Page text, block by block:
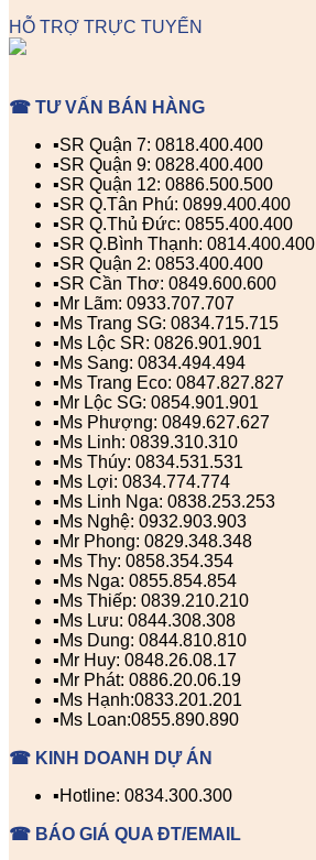
HỖ TRỢ TRỰC TUYẾN
☎ TƯ VẤN BÁN HÀNG
▪️SR Quận 7: 0818.400.400
▪️SR Quận 9: 0828.400.400
▪️SR Quận 12: 0886.500.500
▪️SR Q.Tân Phú: 0899.400.400
▪️SR Q.Thủ Đức: 0855.400.400
▪️SR Q.Bình Thạnh: 0814.400.400
▪️SR Quận 2: 0853.400.400
▪️SR Cần Thơ: 0849.600.600
▪️Mr Lãm: 0933.707.707
▪️Ms Trang SG: 0834.715.715
▪️Ms Lộc SR: 0826.901.901
▪️Ms Sang: 0834.494.494
▪️Ms Trang Eco: 0847.827.827
▪️Mr Lộc SG: 0854.901.901
▪️Ms Phượng: 0849.627.627
▪️Ms Linh: 0839.310.310
▪️Ms Thúy: 0834.531.531
▪️Ms Lợi: 0834.774.774
▪️Ms Linh Nga: 0838.253.253
▪️Ms Nghệ: 0932.903.903
▪️Mr Phong: 0829.348.348
▪️Ms Thy: 0858.354.354
▪️Ms Nga: 0855.854.854
▪️Ms Thiếp: 0839.210.210
▪️Ms Lưu: 0844.308.308
▪️Ms Dung: 0844.810.810
▪️Mr Huy: 0848.26.08.17
▪️Mr Phát: 0886.20.06.19
▪️Ms Hạnh:0833.201.201
▪️Ms Loan:0855.890.890
☎ KINH DOANH DỰ ÁN
▪️Hotline: 0834.300.300
☎ BÁO GIÁ QUA ĐT/EMAIL